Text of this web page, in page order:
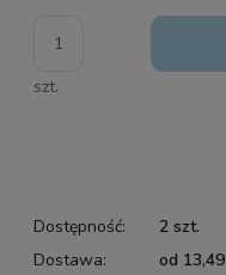
szt.
Dostępność:
2 szt.
Dostawa:
od 13,49